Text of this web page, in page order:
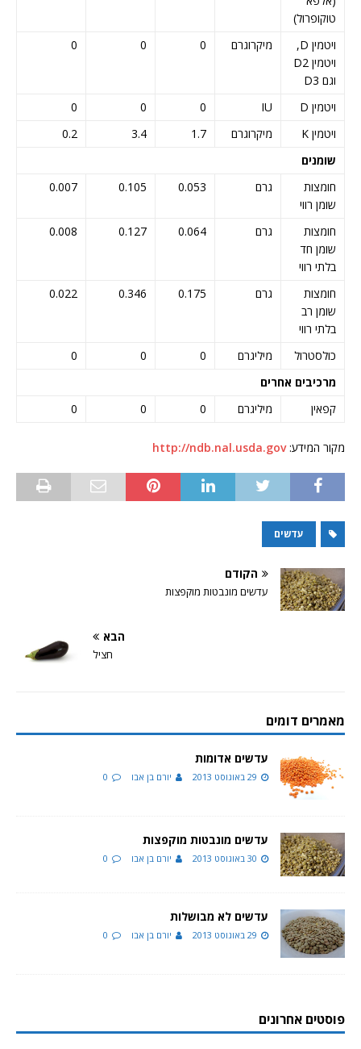
טוקופרול)
ויטמין D,
ויטמין D2
וגם D3
מיקרוגרם 0
0
0
ויטמין D IU
0
0
0
ויטמין K
מיקרוגרם 1.7
3.4
0.2
שומנים
חומצות
שומן רווי
גרם 0.053
0.105
0.007
חומצות
שומן חד
בלתי רווי
גרם 0.064
0.127
0.008
חומצות
שומן רב
בלתי רווי
גרם 0.175
0.346
0.022
כולסטרול מיליגרם 0
0
0
מרכיבים אחרים
קפאין
מיליגרם 0
0
0
מקור המידע:http://ndb.nal.usda.gov
עדשים
הקודם
עדשים מונבטות מוקפצות
הבא
חציל
מאמרים דומים
עדשים אדומות
29 באוגוסט 2013 יורם בן אבו 0
עדשים מונבטות מוקפצות
30 באוגוסט 2013 יורם בן אבו 0
עדשים לא מבושלות
29 באוגוסט 2013 יורם בן אבו 0
פוסטים אחרונים